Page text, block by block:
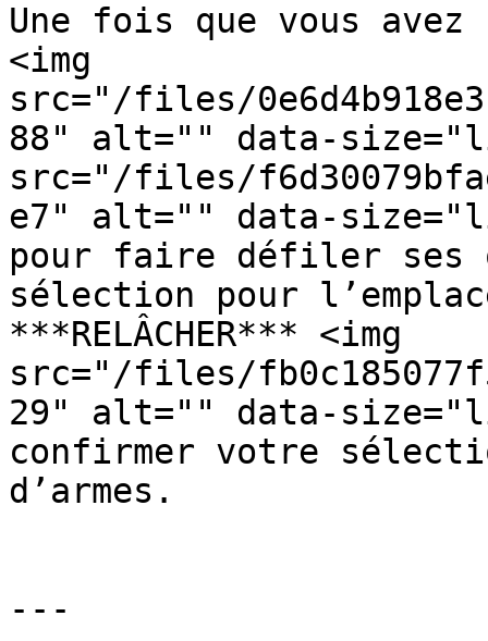
Une fois que vous
<img
src="/files/
88" alt="" data-
src="/files/
e7" alt="" data-
pour faire défiler ses
sélection pour
***RELÂCHER*** <img
src="/files/
29" alt="" data-
confirmer votre
d’armes.
---